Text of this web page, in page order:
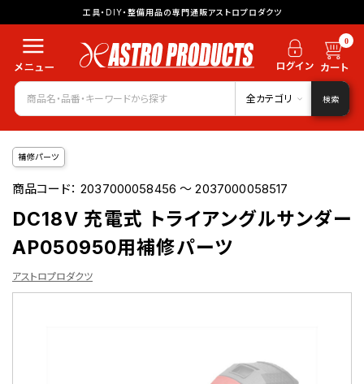
工具・DIY・整備用品の専門通販アストロプロダクツ
0
全カテゴリ 検索
補修パーツ
商品コード：2037000058456 ～ 2037000058517
DC18V 充電式 トライアングルサンダー
AP050950用補修パーツ
アストロプロダクツ